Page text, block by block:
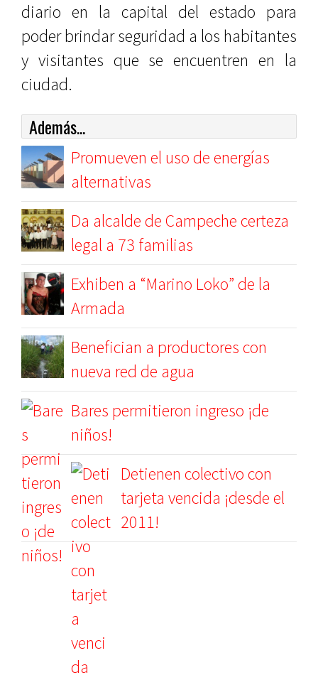
diario en la capital del estado para
poder brindar seguridad a los habitantes
y visitantes que se encuentren en la
ciudad.
Además...
Promueven el uso de energías
alternativas
Da alcalde de Campeche certeza
legal a 73 familias
Exhiben a “Marino Loko” de la
Armada
Benefician a productores con
nueva red de agua
Bares permitieron ingreso ¡de
niños!
Detienen colectivo con
tarjeta vencida ¡desde el
2011!